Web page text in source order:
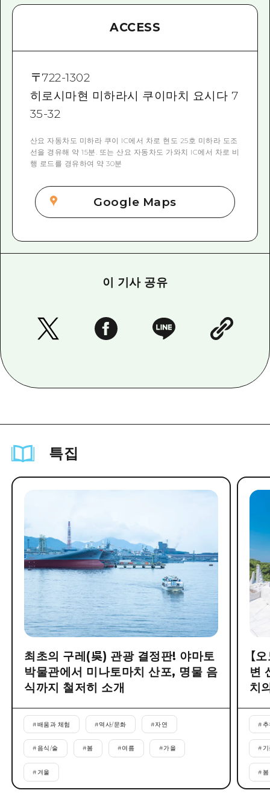
ACCESS
〒722-1302
히로시마현 미하라시 쿠이마치 요시다 7
35-32
산요 자동차도 미하라 쿠이 IC에서 차로 현도 25호 미하라 도조
선을 경유해 약 15분. 또는 산요 자동차도 가와치 IC에서 차로 비
행 로드를 경유하여 약 30분
Google Maps
이 기사 공유
특집
최초의 구레(吳) 관광 결정판! 야마토
박물관에서 미나토마치 산포, 명물 음
식까지 철저히 소개
#배움과 체험 #역사/문화 #자연
#음식/술 #봄 #여름 #가을
# 겨울
【
변
치
#
#
#봄